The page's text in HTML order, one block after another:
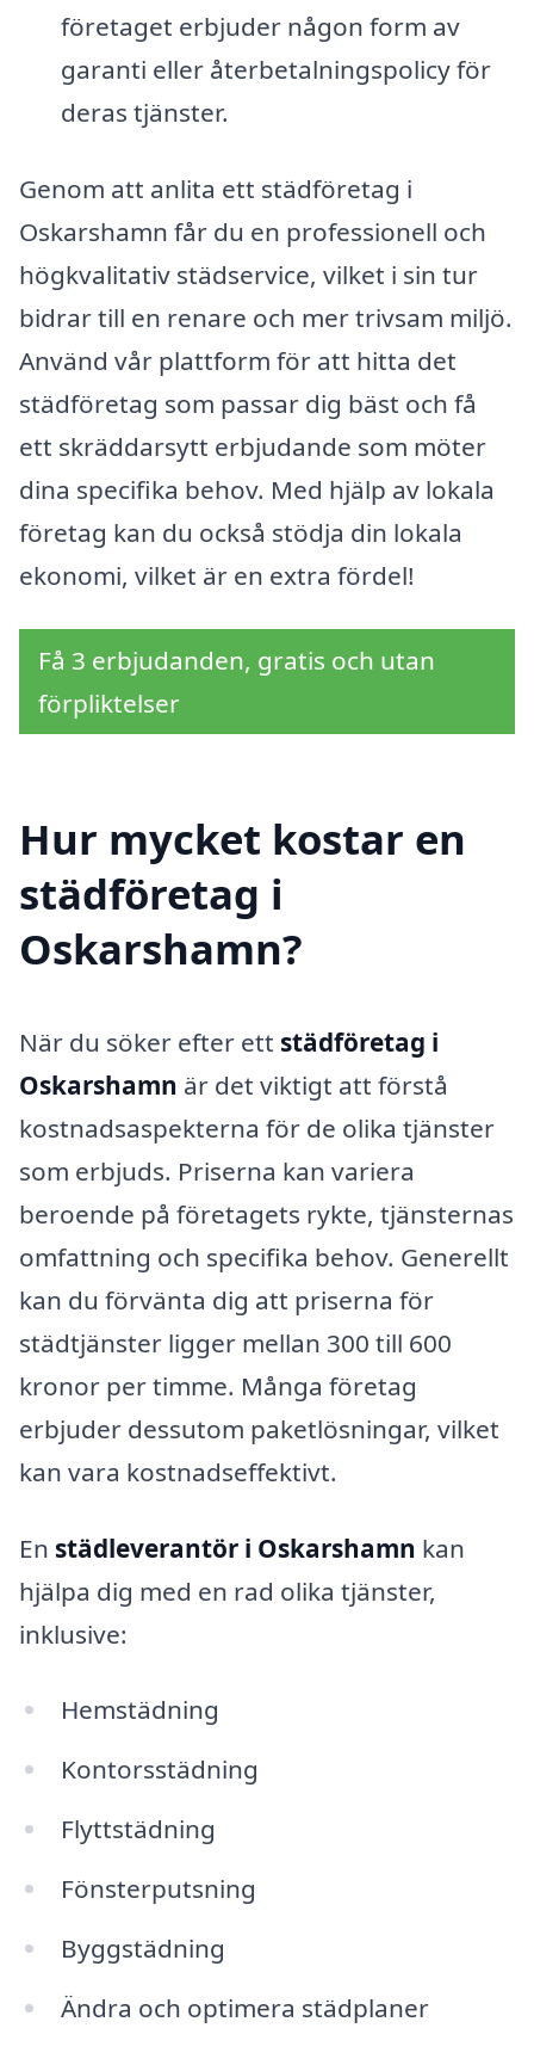
företaget erbjuder någon form av
garanti eller återbetalningspolicy för
deras tjänster.
Genom att anlita ett städföretag i
Oskarshamn får du en professionell och
högkvalitativ städservice, vilket i sin tur
bidrar till en renare och mer trivsam miljö.
Använd vår plattform för att hitta det
städföretag som passar dig bäst och få
ett skräddarsytt erbjudande som möter
dina specifika behov. Med hjälp av lokala
företag kan du också stödja din lokala
ekonomi, vilket är en extra fördel!
Få 3 erbjudanden, gratis och utan
förpliktelser
Hur mycket kostar en
städföretag i
Oskarshamn?
När du söker efter ett städföretag i
Oskarshamn är det viktigt att förstå
kostnadsaspekterna för de olika tjänster
som erbjuds. Priserna kan variera
beroende på företagets rykte, tjänsternas
omfattning och specifika behov. Generellt
kan du förvänta dig att priserna för
städtjänster ligger mellan 300 till 600
kronor per timme. Många företag
erbjuder dessutom paketlösningar, vilket
kan vara kostnadseffektivt.
En städleverantör i Oskarshamn kan
hjälpa dig med en rad olika tjänster,
inklusive:
Hemstädning
Kontorsstädning
Flyttstädning
Fönsterputsning
Byggstädning
Ändra och optimera städplaner